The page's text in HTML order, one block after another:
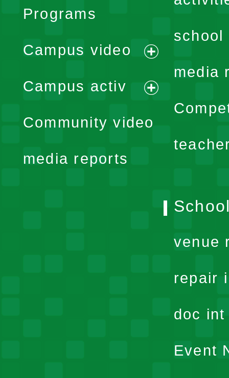
school
media
Programs
Campus video
expand
menu
Campus activ
expand
Community video
media reports
venue
repair
doc
Event